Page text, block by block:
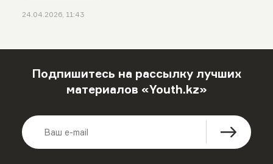
24.04.2026, 11:43
Подпишитесь на рассылку лучших
материалов «Youth.kz»